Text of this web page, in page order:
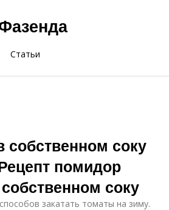
Статьи
соку
помидор
соку
закатать томаты на зиму.